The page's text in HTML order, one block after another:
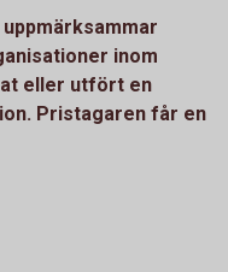
inom
eller utfört en
Pristagaren får en